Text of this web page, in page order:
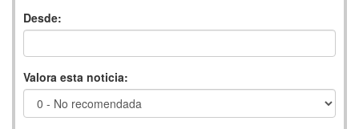
Desde:
Valora esta noticia: